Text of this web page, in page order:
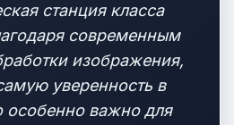
станция класса
современным
изображения,
уверенность в
особенно важно для